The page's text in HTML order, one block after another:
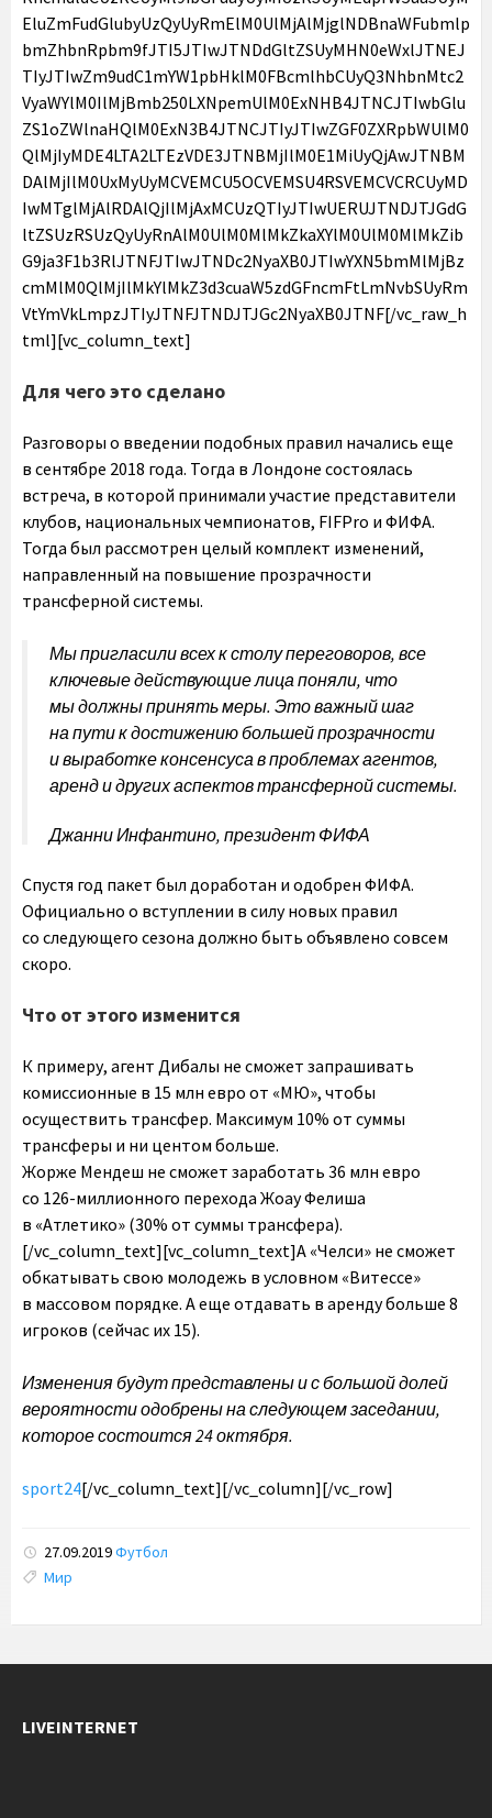
Для чего это сделано
Разговоры о введении подобных правил начались еще
в сентябре 2018 года. Тогда в Лондоне состоялась
встреча, в которой принимали участие представители
клубов, национальных чемпионатов, FIFPro и ФИФА.
Тогда был рассмотрен целый комплект изменений,
направленный на повышение прозрачности
трансферной системы.
Мы пригласили всех к столу переговоров, все
ключевые действующие лица поняли, что
мы должны принять меры. Это важный шаг
на пути к достижению большей прозрачности
и выработке консенсуса в проблемах агентов,
аренд и других аспектов трансферной системы.
Джанни Инфантино, президент ФИФА
Спустя год пакет был доработан и одобрен ФИФА.
Официально о вступлении в силу новых правил
со следующего сезона должно быть объявлено совсем
скоро.
Что от этого изменится
К примеру, агент Дибалы не сможет запрашивать
комиссионные в 15 млн евро от «МЮ», чтобы
осуществить трансфер. Максимум 10% от суммы
трансферы и ни центом больше.
Жорже Мендеш не сможет заработать 36 млн евро
со 126-миллионного перехода Жоау Фелиша
в «Атлетико» (30% от суммы трансфера).
[/vc_column_text][vc_column_text]А «Челси» не сможет
обкатывать свою молодежь в условном «Витессе»
в массовом порядке. А еще отдавать в аренду больше 8
игроков (сейчас их 15).
Изменения будут представлены и с большой долей
вероятности одобрены на следующем заседании,
которое состоится 24 октября.
sport24[/vc_column_text][/vc_column][/vc_row]
27.09.2019Футбол
Tags:
Мир
LIVEINTERNET